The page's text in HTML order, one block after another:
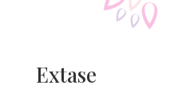
Extase